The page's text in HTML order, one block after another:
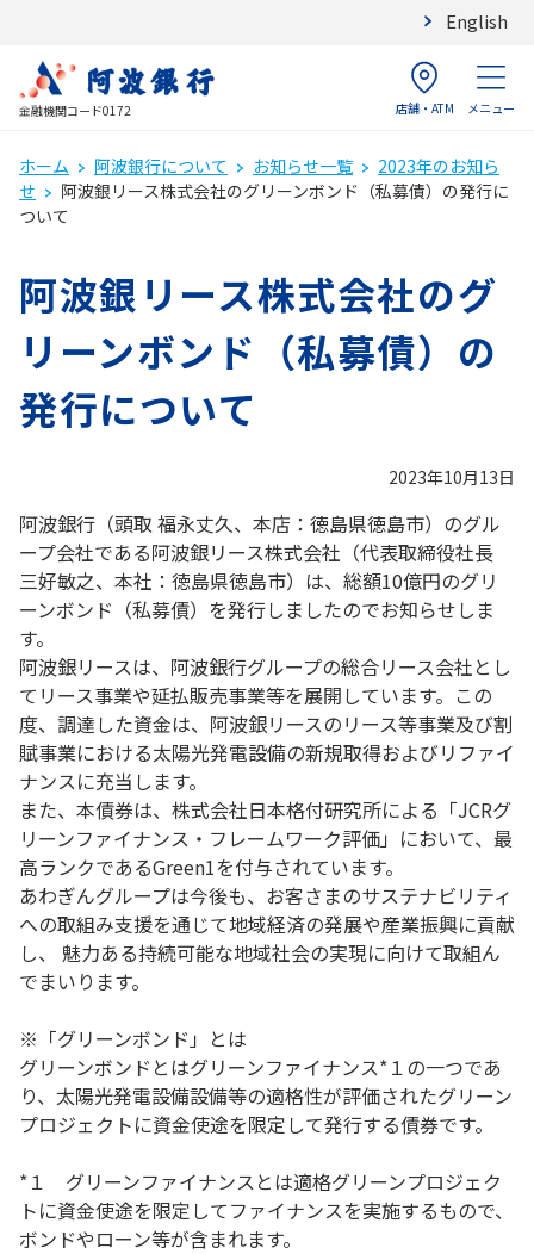
English
金融機関コード0172 店舗・ATM メニュー
ホーム 阿波銀行について お知らせ一覧
2023年のお知ら
せ
阿波銀リース株式会社のグリーンボンド（私募債）の発行に
ついて
阿波銀リース株式会社のグ
リーンボンド（私募債）の
発行について
2023年10月13日
阿波銀行（頭取 福永丈久、本店：徳島県徳島市）のグル
ープ会社である阿波銀リース株式会社（代表取締役社長
三好敏之、本社：徳島県徳島市）は、総額10億円のグリ
ーンボンド（私募債）を発行しましたのでお知らせしま
す。
阿波銀リースは、阿波銀行グループの総合リース会社とし
てリース事業や延払販売事業等を展開しています。この
度、調達した資金は、阿波銀リースのリース等事業及び割
賦事業における太陽光発電設備の新規取得およびリファイ
ナンスに充当します。
また、本債券は、株式会社日本格付研究所による「JCRグ
リーンファイナンス・フレームワーク評価」において、最
高ランクであるGreen1を付与されています。
あわぎんグループは今後も、お客さまのサステナビリティ
への取組み支援を通じて地域経済の発展や産業振興に貢献
し、 魅力ある持続可能な地域社会の実現に向けて取組ん
でまいります。
※「グリーンボンド」とは
グリーンボンドとはグリーンファイナンス*１の一つであ
り、太陽光発電設備設備等の適格性が評価されたグリーン
プロジェクトに資金使途を限定して発行する債券です。
*１ グリーンファイナンスとは適格グリーンプロジェク
トに資金使途を限定してファイナンスを実施するもので、
ボンドやローン等が含まれます。